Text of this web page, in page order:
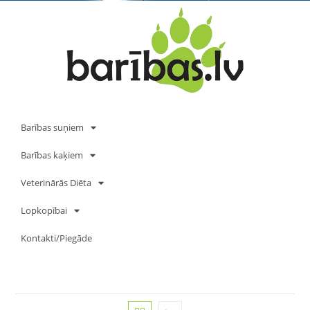
Barības suņiem
Barības kaķiem
Veterinārās Diēta
Lopkopībai
Kontakti/Piegāde